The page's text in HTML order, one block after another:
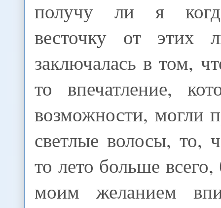
получу ли я
весточку от этих
заключалась в том,
то впечатление,
возможности, могли
светлые волосы, то,
то лето больше
моим желанием